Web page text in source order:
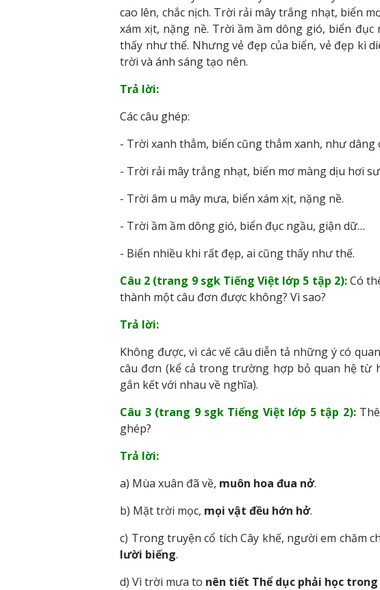
cao lên, chắc nịch. Trời rải mây trắng nhạt, biển
xám xịt, nặng nề. Trời ầm ầm dông gió, biển
thấy như thế. Nhưng vẻ đẹp của biển, vẻ đẹp kì
trời và ánh sáng tạo nên.
Trả lời:
Các câu ghép:
- Trời xanh thẳm, biển cũng thẳm xanh, như dâng
- Trời rải mây trắng nhạt, biển mơ màng dịu hơi
- Trời âm u mây mưa, biển xám xịt, nặng nề.
- Trời ầm ầm dông gió, biển đục ngầu, giận dữ…
- Biển nhiều khi rất đẹp, ai cũng thấy như thế.
Câu 2 (trang 9 sgk Tiếng Việt lớp 5 tập 2):Có
thành một câu đơn được không? Vì sao?
Trả lời:
Không được, vì các vế câu diễn tả những ý có
câu đơn (kể cả trong trường hợp bỏ quan hệ từ
gắn kết với nhau về nghĩa).
Câu 3 (trang 9 sgk Tiếng Việt lớp 5 tập 2):
ghép?
Trả lời:
a) Mùa xuân đã về, muôn hoa đua nở.
b) Mặt trời mọc, mọi vật đều hớn hở.
c) Trong truyện cổ tích Cây khế, người em chăm
lười biếng.
d) Vì trời mưa to nên tiết Thể dục phải học